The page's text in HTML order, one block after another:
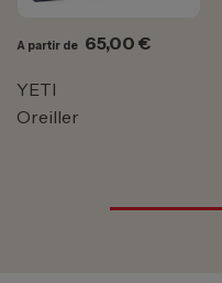
A partir de Prix
65,00 €
YETI
Oreiller